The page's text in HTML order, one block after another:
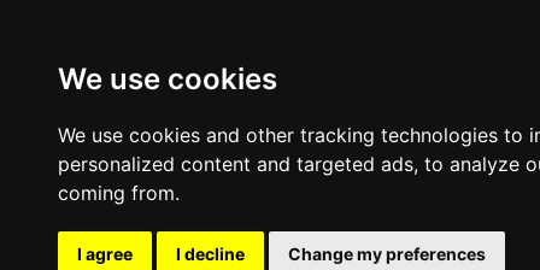
We use cookies
We use cookies and other tracking technologies
personalized content and targeted ads, to analyze
coming from.
I agree I decline Change my preferences